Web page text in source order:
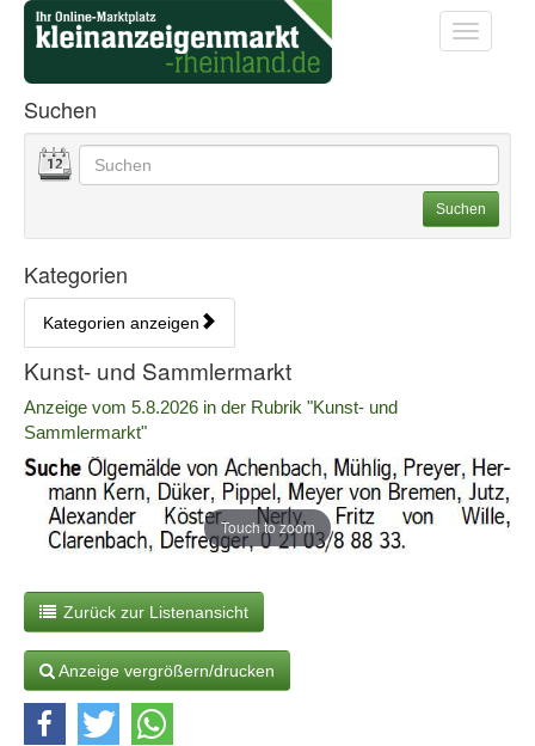
Startseite
Startseite
Toggle
Anzeigenliste Übersicht
Suchen
Suchoptionen
Datum Geben Sie hier Ihre Suchbegriffe ein. Sie können
Suchen
Kategorien
Kategorien anzeigen
Rubrik:
Kunst- und Sammlermarkt
Erscheinungsdatum:
Anzeige vom 5.8.2026 in der Rubrik "Kunst- und
Sammlermarkt"
Touch to zoom
Zurück zur Listenansicht
Anzeige vergrößern/drucken